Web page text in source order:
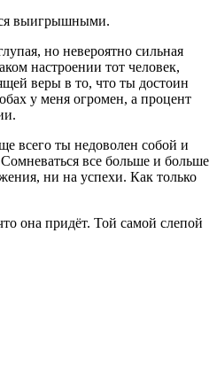
выигрышными.
но невероятно сильная
настроении тот человек,
веры в то, что ты достоин
у меня огромен, а процент
всего ты недоволен собой и
все больше и больше
ни на успехи. Как только
она придёт. Той самой слепой